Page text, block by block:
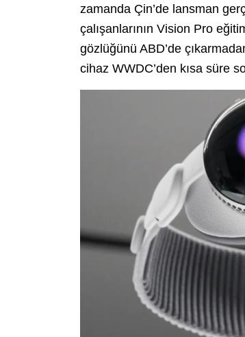
zamanda Çin’de lansman
çalışanlarının Vision Pro
gözlüğünü ABD’de
cihaz WWDC’den kısa süre